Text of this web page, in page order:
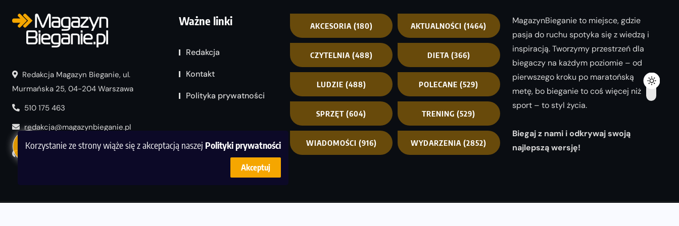
Korzystanie ze strony wiąże się z akceptacją naszej Polityki prywatności
Akceptuj
Redakcja Magazyn Bieganie, ul.
Murmańska 25, 04-204 Warszawa
510 175 463
redakcja@magazynbieganie.pl
Ważne linki
Redakcja
Kontakt
Polityka prywatności
AKCESORIA (180) AKTUALNOŚCI (1464)
CZYTELNIA (488) DIETA (366)
LUDZIE (488) POLECANE (529)
SPRZĘT (604) TRENING (529)
WIADOMOŚCI (916) WYDARZENIA (2852)
MagazynBieganie to miejsce, gdzie
pasja do ruchu spotyka się z wiedzą i
inspiracją. Tworzymy przestrzeń dla
biegaczy na każdym poziomie – od
pierwszego kroku po maratońską
metę, bo bieganie to coś więcej niż
sport – to styl życia.
Biegaj z nami i odkrywaj swoją
najlepszą wersję!